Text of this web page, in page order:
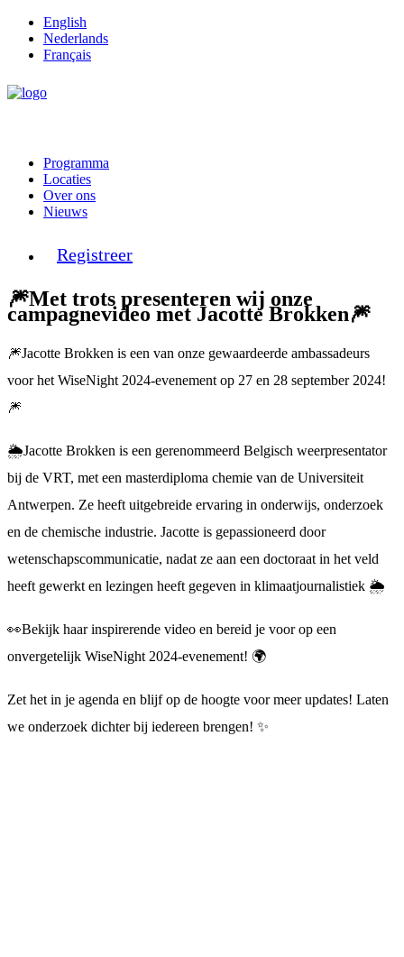
English
Nederlands
Français
Programma
Locaties
Over ons
Nieuws
Registreer
🎆Met trots presenteren wij onze
campagnevideo met Jacotte Brokken🎆
🎆Jacotte Brokken is een van onze gewaardeerde ambassadeurs
voor het WiseNight 2024-evenement op 27 en 28 september 2024!
🎆
🌦Jacotte Brokken is een gerenommeerd Belgisch weerpresentator
bij de VRT, met een masterdiploma chemie van de Universiteit
Antwerpen. Ze heeft uitgebreide ervaring in onderwijs, onderzoek
en de chemische industrie. Jacotte is gepassioneerd door
wetenschapscommunicatie, nadat ze aan een doctoraat in het veld
heeft gewerkt en lezingen heeft gegeven in klimaatjournalistiek 🌦
👀Bekijk haar inspirerende video en bereid je voor op een
onvergetelijk WiseNight 2024-evenement! 🌍
Zet het in je agenda en blijf op de hoogte voor meer updates! Laten
we onderzoek dichter bij iedereen brengen! ✨